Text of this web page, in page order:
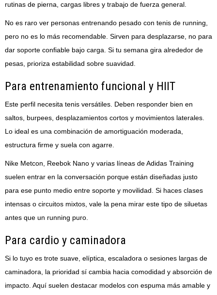
rutinas de pierna, cargas libres y trabajo de fuerza general.
No es raro ver personas entrenando pesado con tenis de running,
pero no es lo más recomendable. Sirven para desplazarse, no para
dar soporte confiable bajo carga. Si tu semana gira alrededor de
pesas, prioriza estabilidad sobre suavidad.
Para entrenamiento funcional y HIIT
Este perfil necesita tenis versátiles. Deben responder bien en
saltos, burpees, desplazamientos cortos y movimientos laterales.
Lo ideal es una combinación de amortiguación moderada,
estructura firme y suela con agarre.
Nike Metcon, Reebok Nano y varias líneas de Adidas Training
suelen entrar en la conversación porque están diseñadas justo
para ese punto medio entre soporte y movilidad. Si haces clases
intensas o circuitos mixtos, vale la pena mirar este tipo de siluetas
antes que un running puro.
Para cardio y caminadora
Si lo tuyo es trote suave, elíptica, escaladora o sesiones largas de
caminadora, la prioridad sí cambia hacia comodidad y absorción de
impacto. Aquí suelen destacar modelos con espuma más amable y